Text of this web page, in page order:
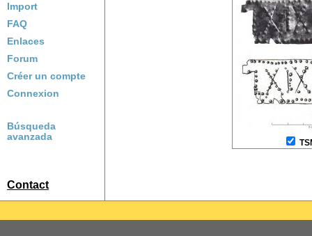
Import
FAQ
Enlaces
Forum
Créer un compte
Connexion
Búsqueda
avanzada
Contact